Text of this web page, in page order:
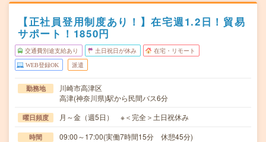
【正社員登用制度あり！】在宅週1.2日！貿易
サポート！1850円
交通費別途支給あり 土日祝日が休み 在宅・リモート
WEB登録OK 派遣
勤務地
川崎市高津区
高津(神奈川県)駅から民間バス6分
曜日頻度 月～金（週5日） ※＜完全＞土日祝休み
時間 09:00～17:00(実働7時間15分 休憩45分)